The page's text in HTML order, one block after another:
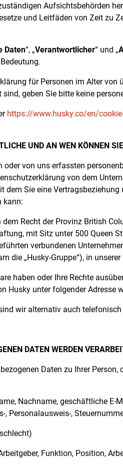
Aufsichtsbehörden
und Leitfäden von Zeit zu
Daten“, „Verantwortlicher“ und „
für Personen im Alter
geben Sie bitte keine
https://www.husky.co/en/
UND AN WEN KÖNNEN
von uns erfassten
von dem
dem Sie eine
kann:
dem Recht der Provinz British
mit Sitz unter 500 Queen
verbundenen
die „Husky-Gruppe“), in
haben oder Ihre Rechte
Husky unter folgender Adresse
wir alternativ auch
DATEN WERDEN
Daten zu Ihrer Person,
Nachname, geschäftliche E-
, Personalausweis-,
Funktion, Position,